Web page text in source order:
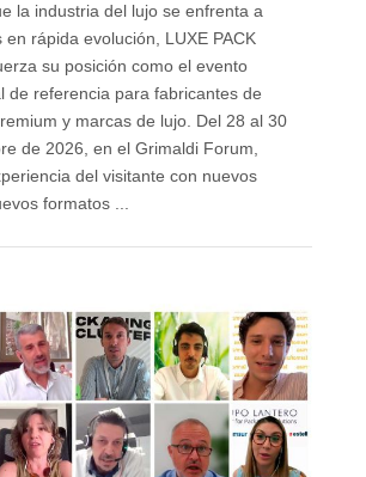
la industria del lujo se enfrenta a
en rápida evolución, LUXE PACK
su posición como el evento
de referencia para fabricantes de
y marcas de lujo. Del 28 al 30
de 2026, en el Grimaldi Forum,
del visitante con nuevos
formatos ...